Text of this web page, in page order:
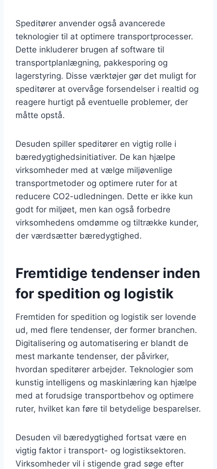
Speditører anvender også avancerede
teknologier til at optimere transportprocesser.
Dette inkluderer brugen af software til
transportplanlægning, pakkesporing og
lagerstyring. Disse værktøjer gør det muligt for
speditører at overvåge forsendelser i realtid og
reagere hurtigt på eventuelle problemer, der
måtte opstå.
Desuden spiller speditører en vigtig rolle i
bæredygtighedsinitiativer. De kan hjælpe
virksomheder med at vælge miljøvenlige
transportmetoder og optimere ruter for at
reducere CO2-udledningen. Dette er ikke kun
godt for miljøet, men kan også forbedre
virksomhedens omdømme og tiltrække kunder,
der værdsætter bæredygtighed.
Fremtidige tendenser inden
for spedition og logistik
Fremtiden for spedition og logistik ser lovende
ud, med flere tendenser, der former branchen.
Digitalisering og automatisering er blandt de
mest markante tendenser, der påvirker,
hvordan speditører arbejder. Teknologier som
kunstig intelligens og maskinlæring kan hjælpe
med at forudsige transportbehov og optimere
ruter, hvilket kan føre til betydelige besparelser.
Desuden vil bæredygtighed fortsat være en
vigtig faktor i transport- og logistiksektoren.
Virksomheder vil i stigende grad søge efter